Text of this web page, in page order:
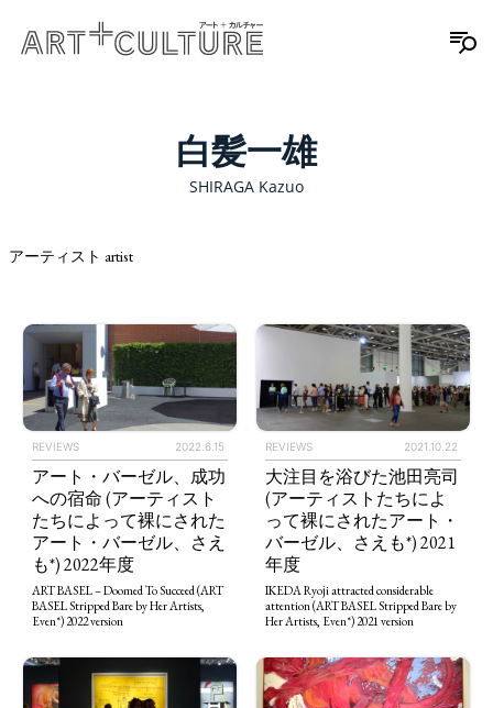
白髪一雄
SHIRAGA Kazuo
アーティスト artist
REVIEWS 2022.6.15
アート・バーゼル、成功
への宿命 (アーティスト
たちによって裸にされた
アート・バーゼル、さえ
も*) 2022年度
ART BASEL – Doomed To Succeed (ART
BASEL Stripped Bare by Her Artists,
Even*) 2022 version
REVIEWS 2021.10.22
大注目を浴びた池田亮司
(アーティストたちによ
って裸にされたアート・
バーゼル、さえも*) 2021
年度
IKEDA Ryoji attracted considerable
attention (ART BASEL Stripped Bare by
Her Artists, Even*) 2021 version